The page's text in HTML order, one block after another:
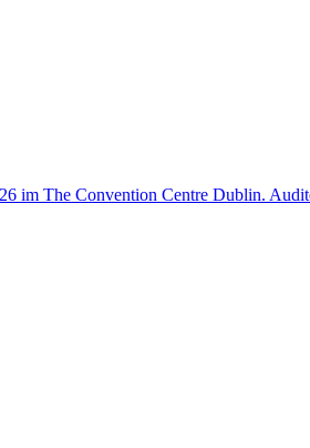
im The Convention Centre Dublin.